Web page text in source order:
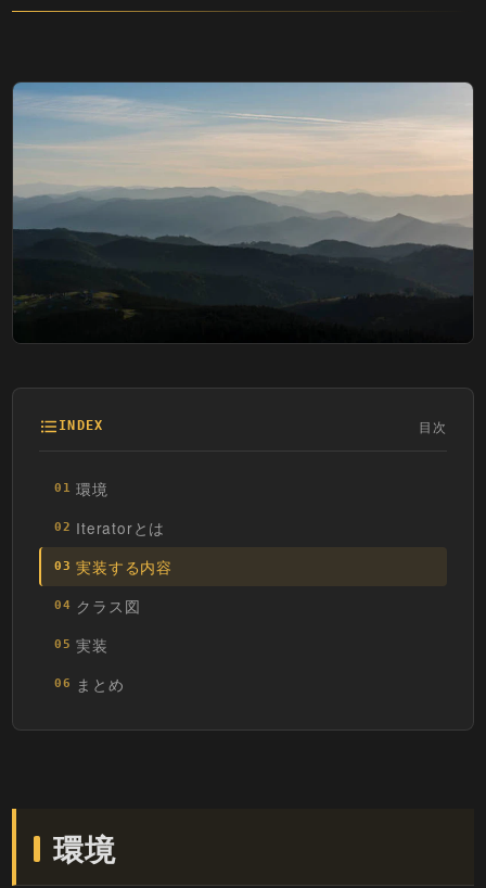
INDEX 目次
01 環境
02 Iteratorとは
03 実装する内容
04 クラス図
05 実装
06 まとめ
環境